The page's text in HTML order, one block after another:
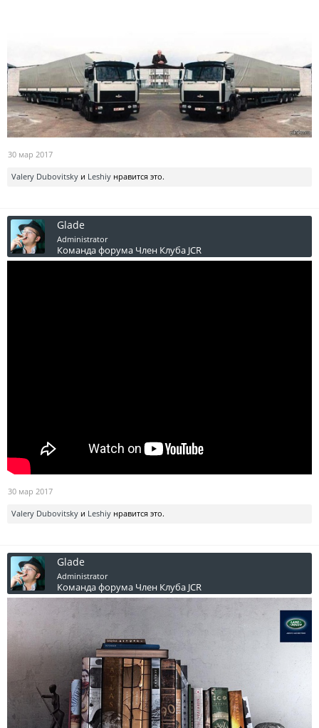
30 мар 2017
Valery Dubovitsky и Leshiy нравится это.
Glade
Administrator
Команда форума Член Клуба JCR
30 мар 2017
Valery Dubovitsky и Leshiy нравится это.
Glade
Administrator
Команда форума Член Клуба JCR